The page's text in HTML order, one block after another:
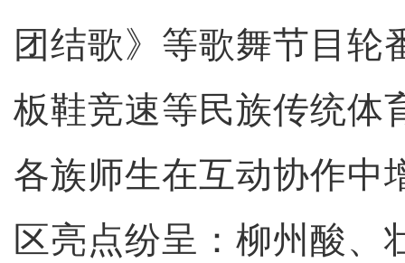
团结歌》等歌舞节目轮
板鞋竞速等民族传统体
各族师生在互动协作中
区亮点纷呈：柳州酸、